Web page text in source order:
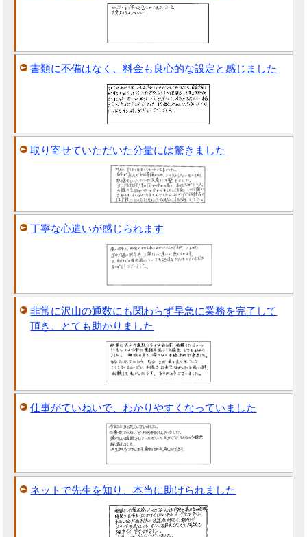
書類に不備はなく、料金も良心的な設定と感じました
取り寄せていただいた分量には驚きました
丁寧な心遣いが感じられます
非常に沢山の通数にも関わらず早急に業務を完了して
頂き、とても助かりました
仕事がていねいで、わかりやすくなっていました
ネットで先生を知り、本当に助けられました